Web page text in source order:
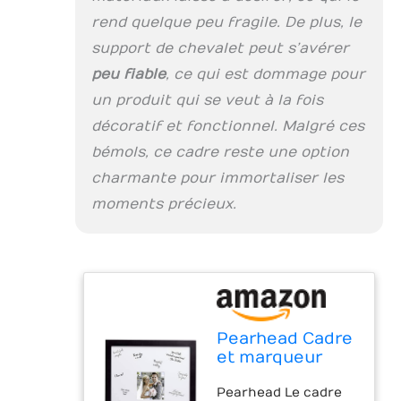
rend quelque peu fragile. De plus, le
support de chevalet peut s’avérer
peu fiable, ce qui est dommage pour
un produit qui se veut à la fois
décoratif et fonctionnel. Malgré ces
bémols, ce cadre reste une option
charmante pour immortaliser les
moments précieux.
Pearhead Cadre
et marqueur
de mariage,
Pearhead Le cadre